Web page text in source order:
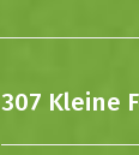
307 Kleine